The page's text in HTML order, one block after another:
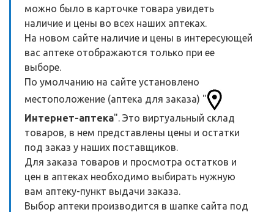
можно было в карточке товара увидеть
наличие и цены во всех наших аптеках.
На новом сайте наличие и цены в интересующей
вас аптеке отображаются только при ее
выборе.
По умолчанию на сайте установлено
местоположение (аптека для заказа) "
Интернет-аптека". Это виртуальный склад
товаров, в нем представлены цены и остатки
под заказ у наших поставщиков.
Для заказа товаров и просмотра остатков и
цен в аптеках необходимо выбирать нужную
вам аптеку-пункт выдачи заказа.
Выбор аптеки производится в шапке сайта под